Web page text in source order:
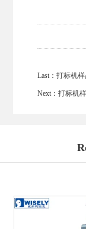
Last： 打标机样
Next： 打标机